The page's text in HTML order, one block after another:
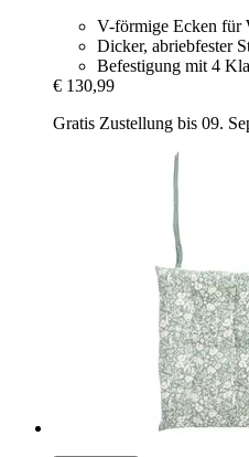
V-förmige Ecken für
Dicker, abriebfester
Befestigung mit 4
€ 130,99
Gratis Zustellung bis 09.